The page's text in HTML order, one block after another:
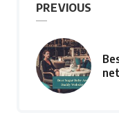
PREVIOUS